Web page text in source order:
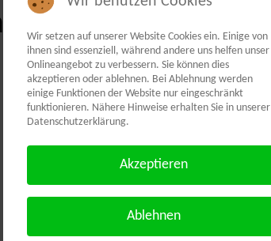
PDF:
Wir setzen auf unserer Website Cookies ein. Einige von
ihnen sind essenziell, während andere uns helfen unser
Onlineangebot zu verbessern. Sie können dies
akzeptieren oder ablehnen. Bei Ablehnung werden
einige Funktionen der Website nur eingeschränkt
funktionieren. Nähere Hinweise erhalten Sie in unserer
Datenschutzerklärung.
Akzeptieren
Ablehnen